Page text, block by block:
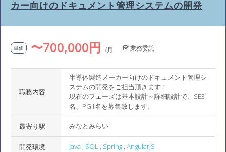
カー向けのドキュメント管理システムの開発
単価 〜700,000円 /月 業務委託
職務内容
半導体製造メーカー向けのドキュメント管理シ
ステムの開発をご担当頂きます！
現在のフェーズは基本設計～詳細設計で、SE3
名、PG1名を募集致します。
最寄り駅 みなとみらい
開発環境 Java , SQL , Spring , AngularJS